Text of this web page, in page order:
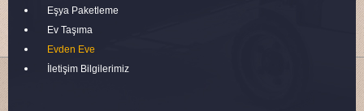
Eşya Paketleme
Ev Taşıma
Evden Eve
İletişim Bilgilerimiz